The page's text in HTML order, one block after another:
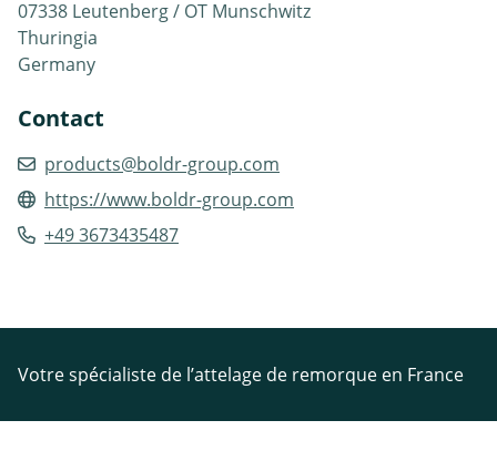
07338 Leutenberg / OT Munschwitz
Thuringia
Germany
Contact
products@boldr-group.com
https://www.boldr-group.com
+49 3673435487
Votre spécialiste de l’attelage de remorque en France